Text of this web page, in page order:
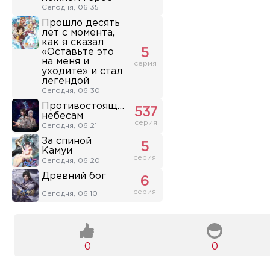
Сегодня, 06:35
Прошло десять
лет с момента,
как я сказал
«Оставьте это
на меня и
уходите» и стал
легендой
Сегодня, 06:30
5
серия
Противостоящий
небесам
Сегодня, 06:21
537
серия
За спиной
Камуи
Сегодня, 06:20
5
серия
Древний бог
Сегодня, 06:10
6
серия
0 0